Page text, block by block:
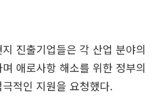
진출기업들은 각 산업 분야의
애로사항 해소를 위한 정부의
적인 지원을 요청했다.